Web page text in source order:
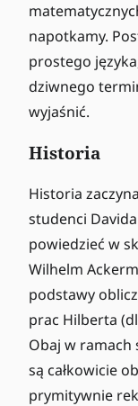
napotkamy.
prostego
dziwnego
wyjaśnić.
Historia
Historia
studenci
powiedzieć w
Wilhelm
podstawy
prac Hilberta
Obaj w
są całkowicie
prymitywnie